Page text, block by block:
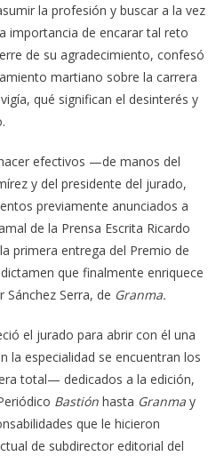
la profesión y buscar a la vez
importancia de encarar tal reto
de su agradecimiento, confesó
martiano sobre la carrera
qué significan el desinterés y
efectivos —de manos del
y del presidente del jurado,
previamente anunciados a
de la Prensa Escrita Ricardo
primera entrega del Premio de
que finalmente enriquece
Sánchez Serra, de Granma.
el jurado para abrir con él una
la especialidad se encuentran los
total— dedicados a la edición,
Bastiónhasta Granmay
que le hicieron
de subdirector editorial del